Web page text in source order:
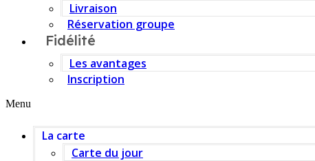
Livraison
Réservation groupe
Fidélité
Les avantages
Inscription
Menu
La carte
Carte du jour